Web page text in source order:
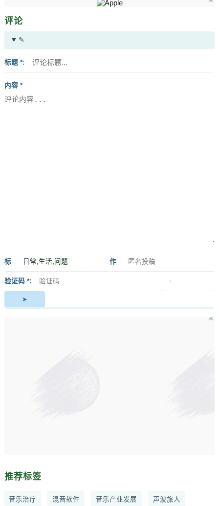
评论
✎
标题 *
内容 *
标
签
作
验证码 *
推荐标签
音乐治疗 混音软件 音乐产业发展 声波旅人